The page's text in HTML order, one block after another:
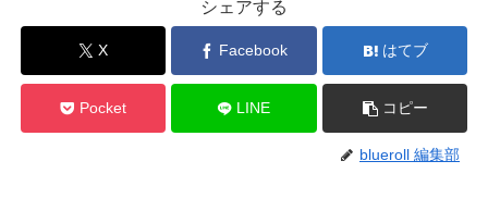
シェアする
X Facebook はてブ
Pocket LINE コピー
blueroll 編集部